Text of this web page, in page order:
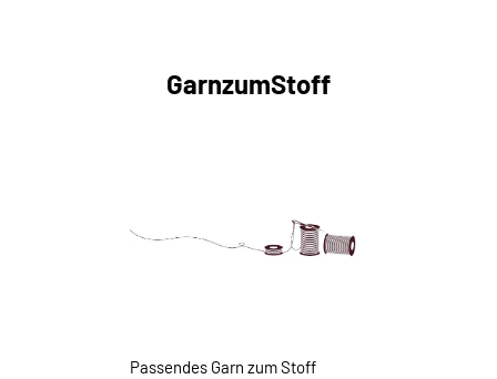
GarnzumStoff
Passendes Garn zum Stoff